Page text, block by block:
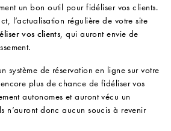
un bon outil pour fidéliser vos clients.
l’actualisation régulière de votre site
vos clients, qui auront envie de
système de réservation en ligne sur votre
plus de chance de fidéliser vos
autonomes et auront vécu un
n’auront donc aucun soucis à revenir